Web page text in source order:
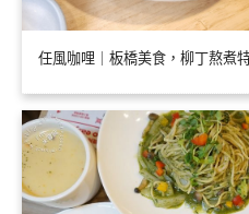
任風咖哩｜板橋美食，柳丁熬煮